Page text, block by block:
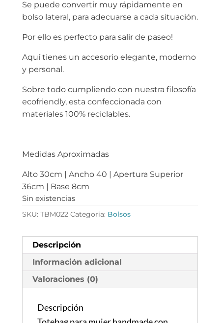
Se puede convertir muy rápidamente en
bolso lateral, para adecuarse a cada situación.
Por ello es perfecto para salir de paseo!
Aquí tienes un accesorio elegante, moderno
y personal.
Sobre todo cumpliendo con nuestra filosofía
ecofriendly, esta confeccionada con
materiales 100% reciclables.
Medidas Aproximadas
Alto 30cm | Ancho 40 | Apertura Superior
36cm | Base 8cm
Sin existencias
SKU: TBM022 Categoría: Bolsos
Descripción
Información adicional
Valoraciones (0)
Descripción